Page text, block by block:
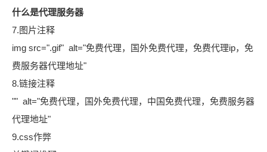
什么是代理服务器
7.图片注释
img src=".gif" alt="免费代理，国外免费代理，免费代理ip，免
费服务器代理地址"
8.链接注释
"" alt="免费代理，国外免费代理，中国免费代理，免费服务器
代理地址"
9.css作弊